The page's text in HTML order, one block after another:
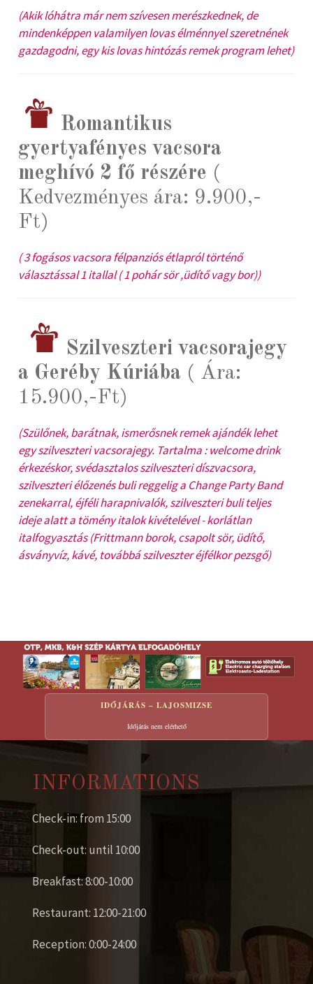
(Akik lóhátra már nem szívesen merészkednek, de
mindenképpen valamilyen lovas élménnyel szeretnének
gazdagodni, egy kis lovas hintózás remek program lehet)
Romantikus
gyertyafényes vacsora
meghívó 2 fő részére (
Kedvezményes ára: 9.900,-
Ft)
( 3 fogásos vacsora félpanziós étlapról történő
választással 1 itallal ( 1 pohár sör ,üdítő vagy bor))
Szilveszteri vacsorajegy
a Geréby Kúriába ( Ára:
15.900,-Ft)
(Szülőnek, barátnak, ismerősnek remek ajándék lehet
egy szilveszteri vacsorajegy. Tartalma : welcome drink
érkezéskor, svédasztalos szilveszteri díszvacsora,
szilveszteri élőzenés buli reggelig a Change Party Band
zenekarral, éjféli harapnivalók, szilveszteri buli teljes
ideje alatt a tömény italok kivételével - korlátlan
italfogyasztás (Frittmann borok, csapolt sör, üdítő,
ásványvíz, kávé, továbbá szilveszter éjfélkor pezsgő)
IDŐJÁRÁS – LAJOSMIZSE
Időjárás nem elérhető
INFORMATIONS
Check-in: from 15:00
Check-out: until 10:00
Breakfast: 8:00-10:00
Restaurant: 12:00-21:00
Reception: 0:00-24:00